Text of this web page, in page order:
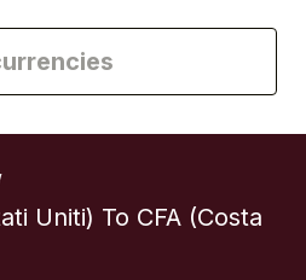
Uniti) To CFA (Costa